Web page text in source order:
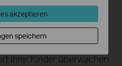
mit der
Mit KidShield können
ihrer Kinder überwachen
akzeptieren
speichern